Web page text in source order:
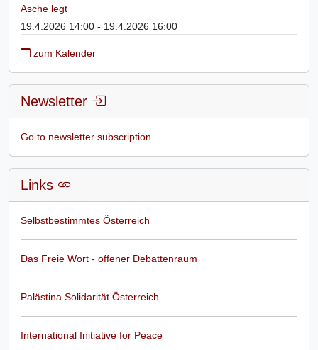
Asche legt
19.4.2026 14:00 - 19.4.2026 16:00
zum Kalender
Newsletter
Go to newsletter subscription
Links
Selbstbestimmtes Österreich
Das Freie Wort - offener Debattenraum
Palästina Solidarität Österreich
International Initiative for Peace